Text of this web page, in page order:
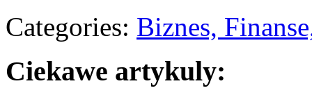
Categories: Biznes,
Ciekawe artykuly: